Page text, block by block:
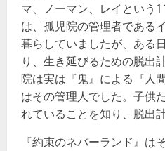
マ、ノーマン、レイという
は、孤児院の管理者である
暮らしていましたが、ある
り、生き延びるための脱出
院は実は『鬼』による『人
はその管理人でした。子供
れていることを知り、脱出
『約束のネバーランド』は